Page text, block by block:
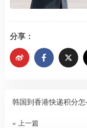
分享：
韩国到香港快递积分
« 上一篇